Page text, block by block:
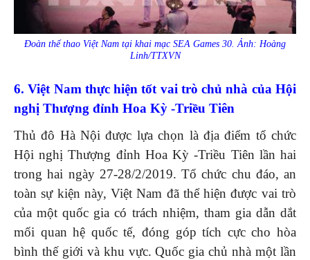
Đoàn thể thao Việt Nam tại khai mạc SEA Games 30. Ảnh: Hoàng
Linh/TTXVN
6. Việt Nam thực hiện tốt vai trò chủ nhà của Hội
nghị Thượng đỉnh Hoa Kỳ -Triều Tiên
Thủ đô Hà Nội được lựa chọn là địa điểm tổ chức
Hội nghị Thượng đỉnh Hoa Kỳ -Triều Tiên lần hai
trong hai ngày 27-28/2/2019. Tổ chức chu đáo, an
toàn sự kiện này, Việt Nam đã thể hiện được vai trò
của một quốc gia có trách nhiệm, tham gia dẫn dắt
mối quan hệ quốc tế, đóng góp tích cực cho hòa
bình thế giới và khu vực. Quốc gia chủ nhà một lần